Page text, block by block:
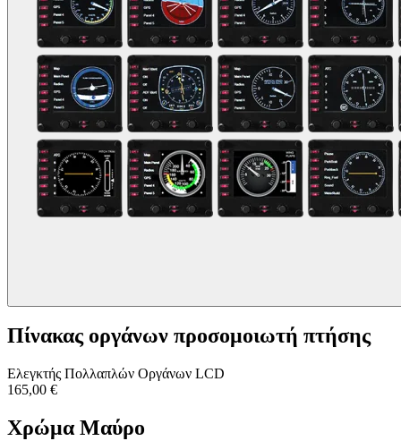
Πίνακας οργάνων προσομοιωτή πτήσης
Ελεγκτής Πολλαπλών Οργάνων LCD
165,00 €
Χρώμα Μαύρο